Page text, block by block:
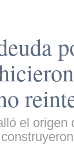
el origen